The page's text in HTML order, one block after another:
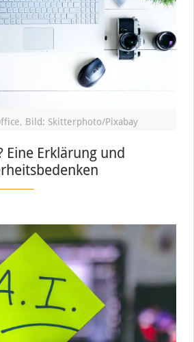
Bild: Skitterphoto/Pixabay
Eine Erklärung und